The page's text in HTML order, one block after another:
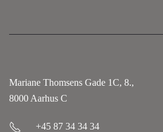
Mariane Thomsens Gade 1C, 8.,
8000 Aarhus C
+45 87 34 34 34